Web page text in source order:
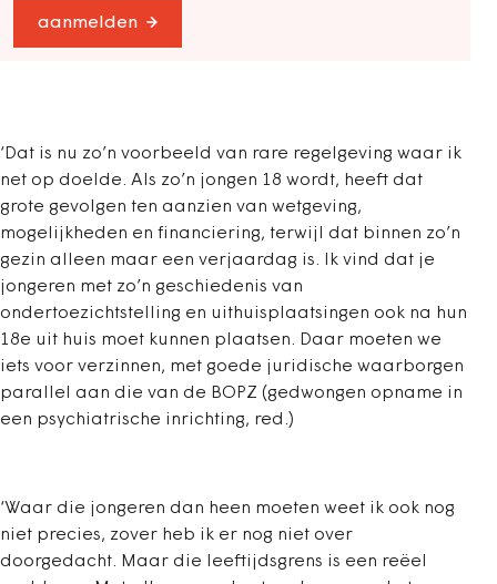
aanmelden
‘Dat is nu zo’n voorbeeld van rare regelgeving waar ik
net op doelde. Als zo’n jongen 18 wordt, heeft dat
grote gevolgen ten aanzien van wetgeving,
mogelijkheden en financiering, terwijl dat binnen zo’n
gezin alleen maar een verjaardag is. Ik vind dat je
jongeren met zo’n geschiedenis van
ondertoezichtstelling en uithuisplaatsingen ook na hun
18e uit huis moet kunnen plaatsen. Daar moeten we
iets voor verzinnen, met goede juridische waarborgen
parallel aan die van de BOPZ (gedwongen opname in
een psychiatrische inrichting, red.)
‘Waar die jongeren dan heen moeten weet ik ook nog
niet precies, zover heb ik er nog niet over
doorgedacht. Maar die leeftijdsgrens is een reëel